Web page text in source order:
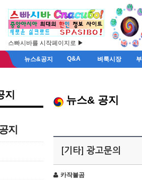
스빠시바를 시작페이지로 ▶
뉴스&공지 Q&A 벼룩시장
지
지
뉴스& 공지
[기타] 광고문의
카작불곰